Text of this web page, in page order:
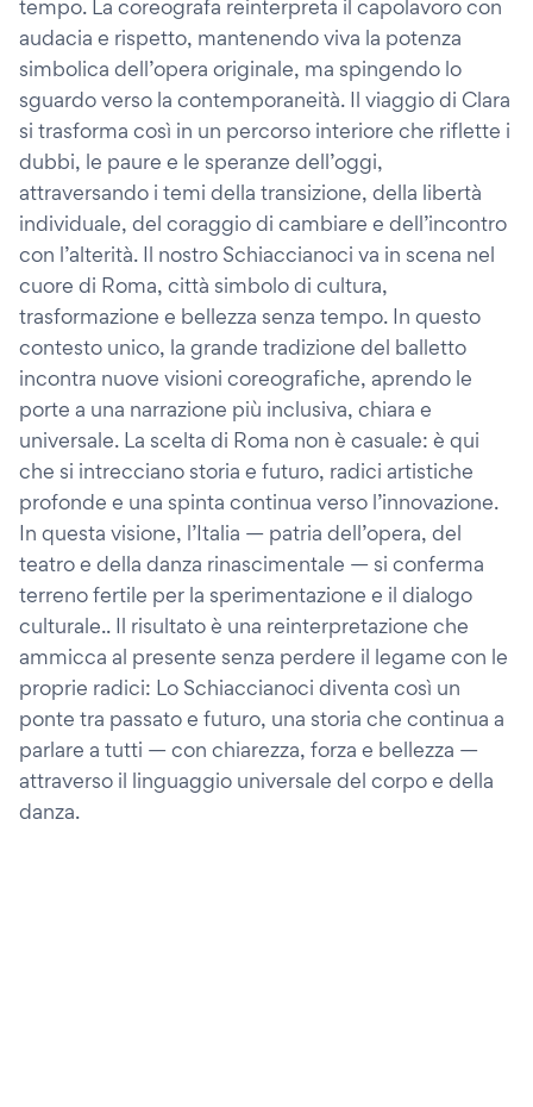
tempo. La coreografa reinterpreta il capolavoro con
audacia e rispetto, mantenendo viva la potenza
simbolica dell’opera originale, ma spingendo lo
sguardo verso la contemporaneità. Il viaggio di Clara
si trasforma così in un percorso interiore che riflette i
dubbi, le paure e le speranze dell’oggi,
attraversando i temi della transizione, della libertà
individuale, del coraggio di cambiare e dell’incontro
con l’alterità. Il nostro Schiaccianoci va in scena nel
cuore di Roma, città simbolo di cultura,
trasformazione e bellezza senza tempo. In questo
contesto unico, la grande tradizione del balletto
incontra nuove visioni coreografiche, aprendo le
porte a una narrazione più inclusiva, chiara e
universale. La scelta di Roma non è casuale: è qui
che si intrecciano storia e futuro, radici artistiche
profonde e una spinta continua verso l’innovazione.
In questa visione, l’Italia — patria dell’opera, del
teatro e della danza rinascimentale — si conferma
terreno fertile per la sperimentazione e il dialogo
culturale.. Il risultato è una reinterpretazione che
ammicca al presente senza perdere il legame con le
proprie radici: Lo Schiaccianoci diventa così un
ponte tra passato e futuro, una storia che continua a
parlare a tutti — con chiarezza, forza e bellezza —
attraverso il linguaggio universale del corpo e della
danza.